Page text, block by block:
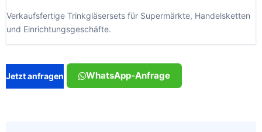
Verkaufsfertige Trinkgläsersets für Supermärkte, Handelsketten
und Einrichtungsgeschäfte.
Jetzt anfragen WhatsApp-Anfrage